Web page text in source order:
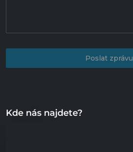
Poslat zprávu
Kde nás najdete?